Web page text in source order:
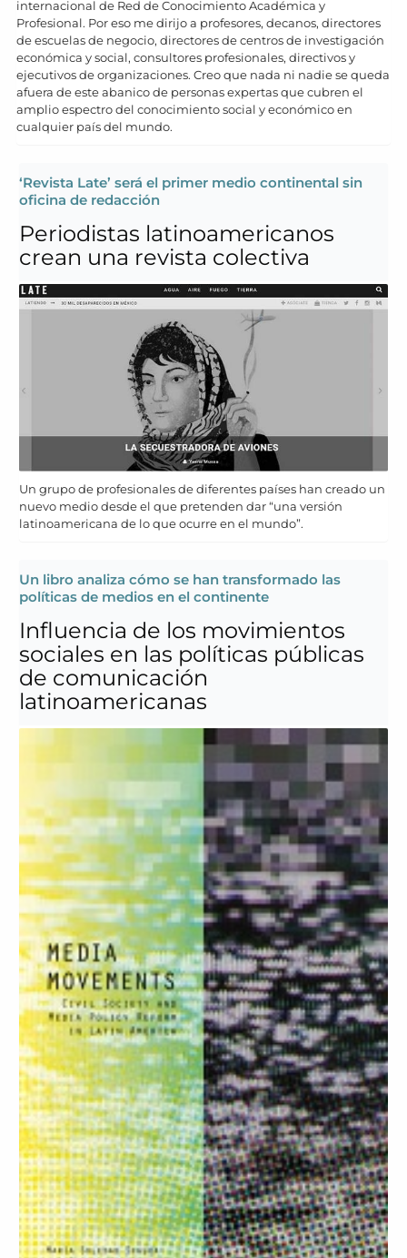
internacional de Red de Conocimiento Académica y
Profesional. Por eso me dirijo a profesores, decanos, directores
de escuelas de negocio, directores de centros de investigación
económica y social, consultores profesionales, directivos y
ejecutivos de organizaciones. Creo que nada ni nadie se queda
afuera de este abanico de personas expertas que cubren el
amplio espectro del conocimiento social y económico en
cualquier país del mundo.
‘Revista Late’ será el primer medio continental sin
oficina de redacción
Periodistas latinoamericanos
crean una revista colectiva
Un grupo de profesionales de diferentes países han creado un
nuevo medio desde el que pretenden dar “una versión
latinoamericana de lo que ocurre en el mundo”.
Un libro analiza cómo se han transformado las
políticas de medios en el continente
Influencia de los movimientos
sociales en las políticas públicas
de comunicación
latinoamericanas